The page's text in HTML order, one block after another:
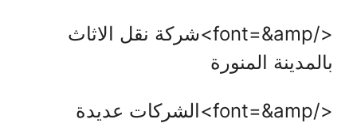
</font=&amp>شركة نقل الاثاث
بالمدينة المنورة
</font=&amp>الشركات عديدة